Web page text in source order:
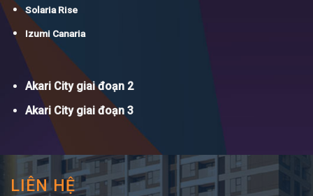
Solaria Rise
Izumi Canaria
Akari City giai đoạn 2
Akari City giai đoạn 3
LIÊN HỆ